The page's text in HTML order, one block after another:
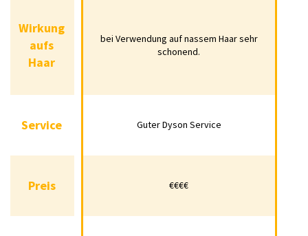
aufs
Haar
Preis
bei Verwendung auf nassem Haar sehr
schonend.
Guter Dyson Service
€€€€
Wirkung
aufs
Haar
Service
Preis